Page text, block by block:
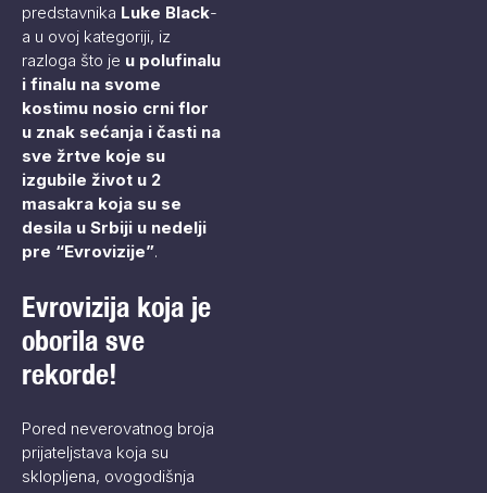
predstavnika Luke Black-
a u ovoj kategoriji, iz
razloga što je u polufinalu
i finalu na svome
kostimu nosio crni flor
u znak sećanja i časti na
sve žrtve koje su
izgubile život u 2
masakra koja su se
desila u Srbiji u nedelji
pre “Evrovizije”.
Evrovizija koja je
oborila sve
rekorde!
Pored neverovatnog broja
prijateljstava koja su
sklopljena, ovogodišnja